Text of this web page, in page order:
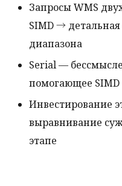
Запросы WMS
SIMD →
диапазона
Serial —
помогающее SIMD
Инвестирование
выравнивание
этапе